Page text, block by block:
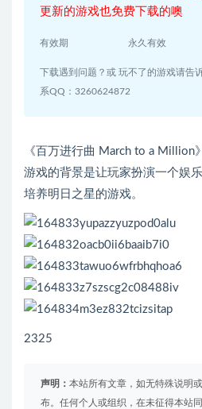
更新的游戏也免费下载的噢
有效期 永久有效
下载遇到问题？或 玩不了的游戏请告
系QQ：3260624872
《百万进行曲 March to a Million
游戏的背景是让玩家扮演一个娱
培养明日之星的游戏。
2325
声明： 本站所有文章，如无特殊说明
布。任何个人或组织，在未征得本站